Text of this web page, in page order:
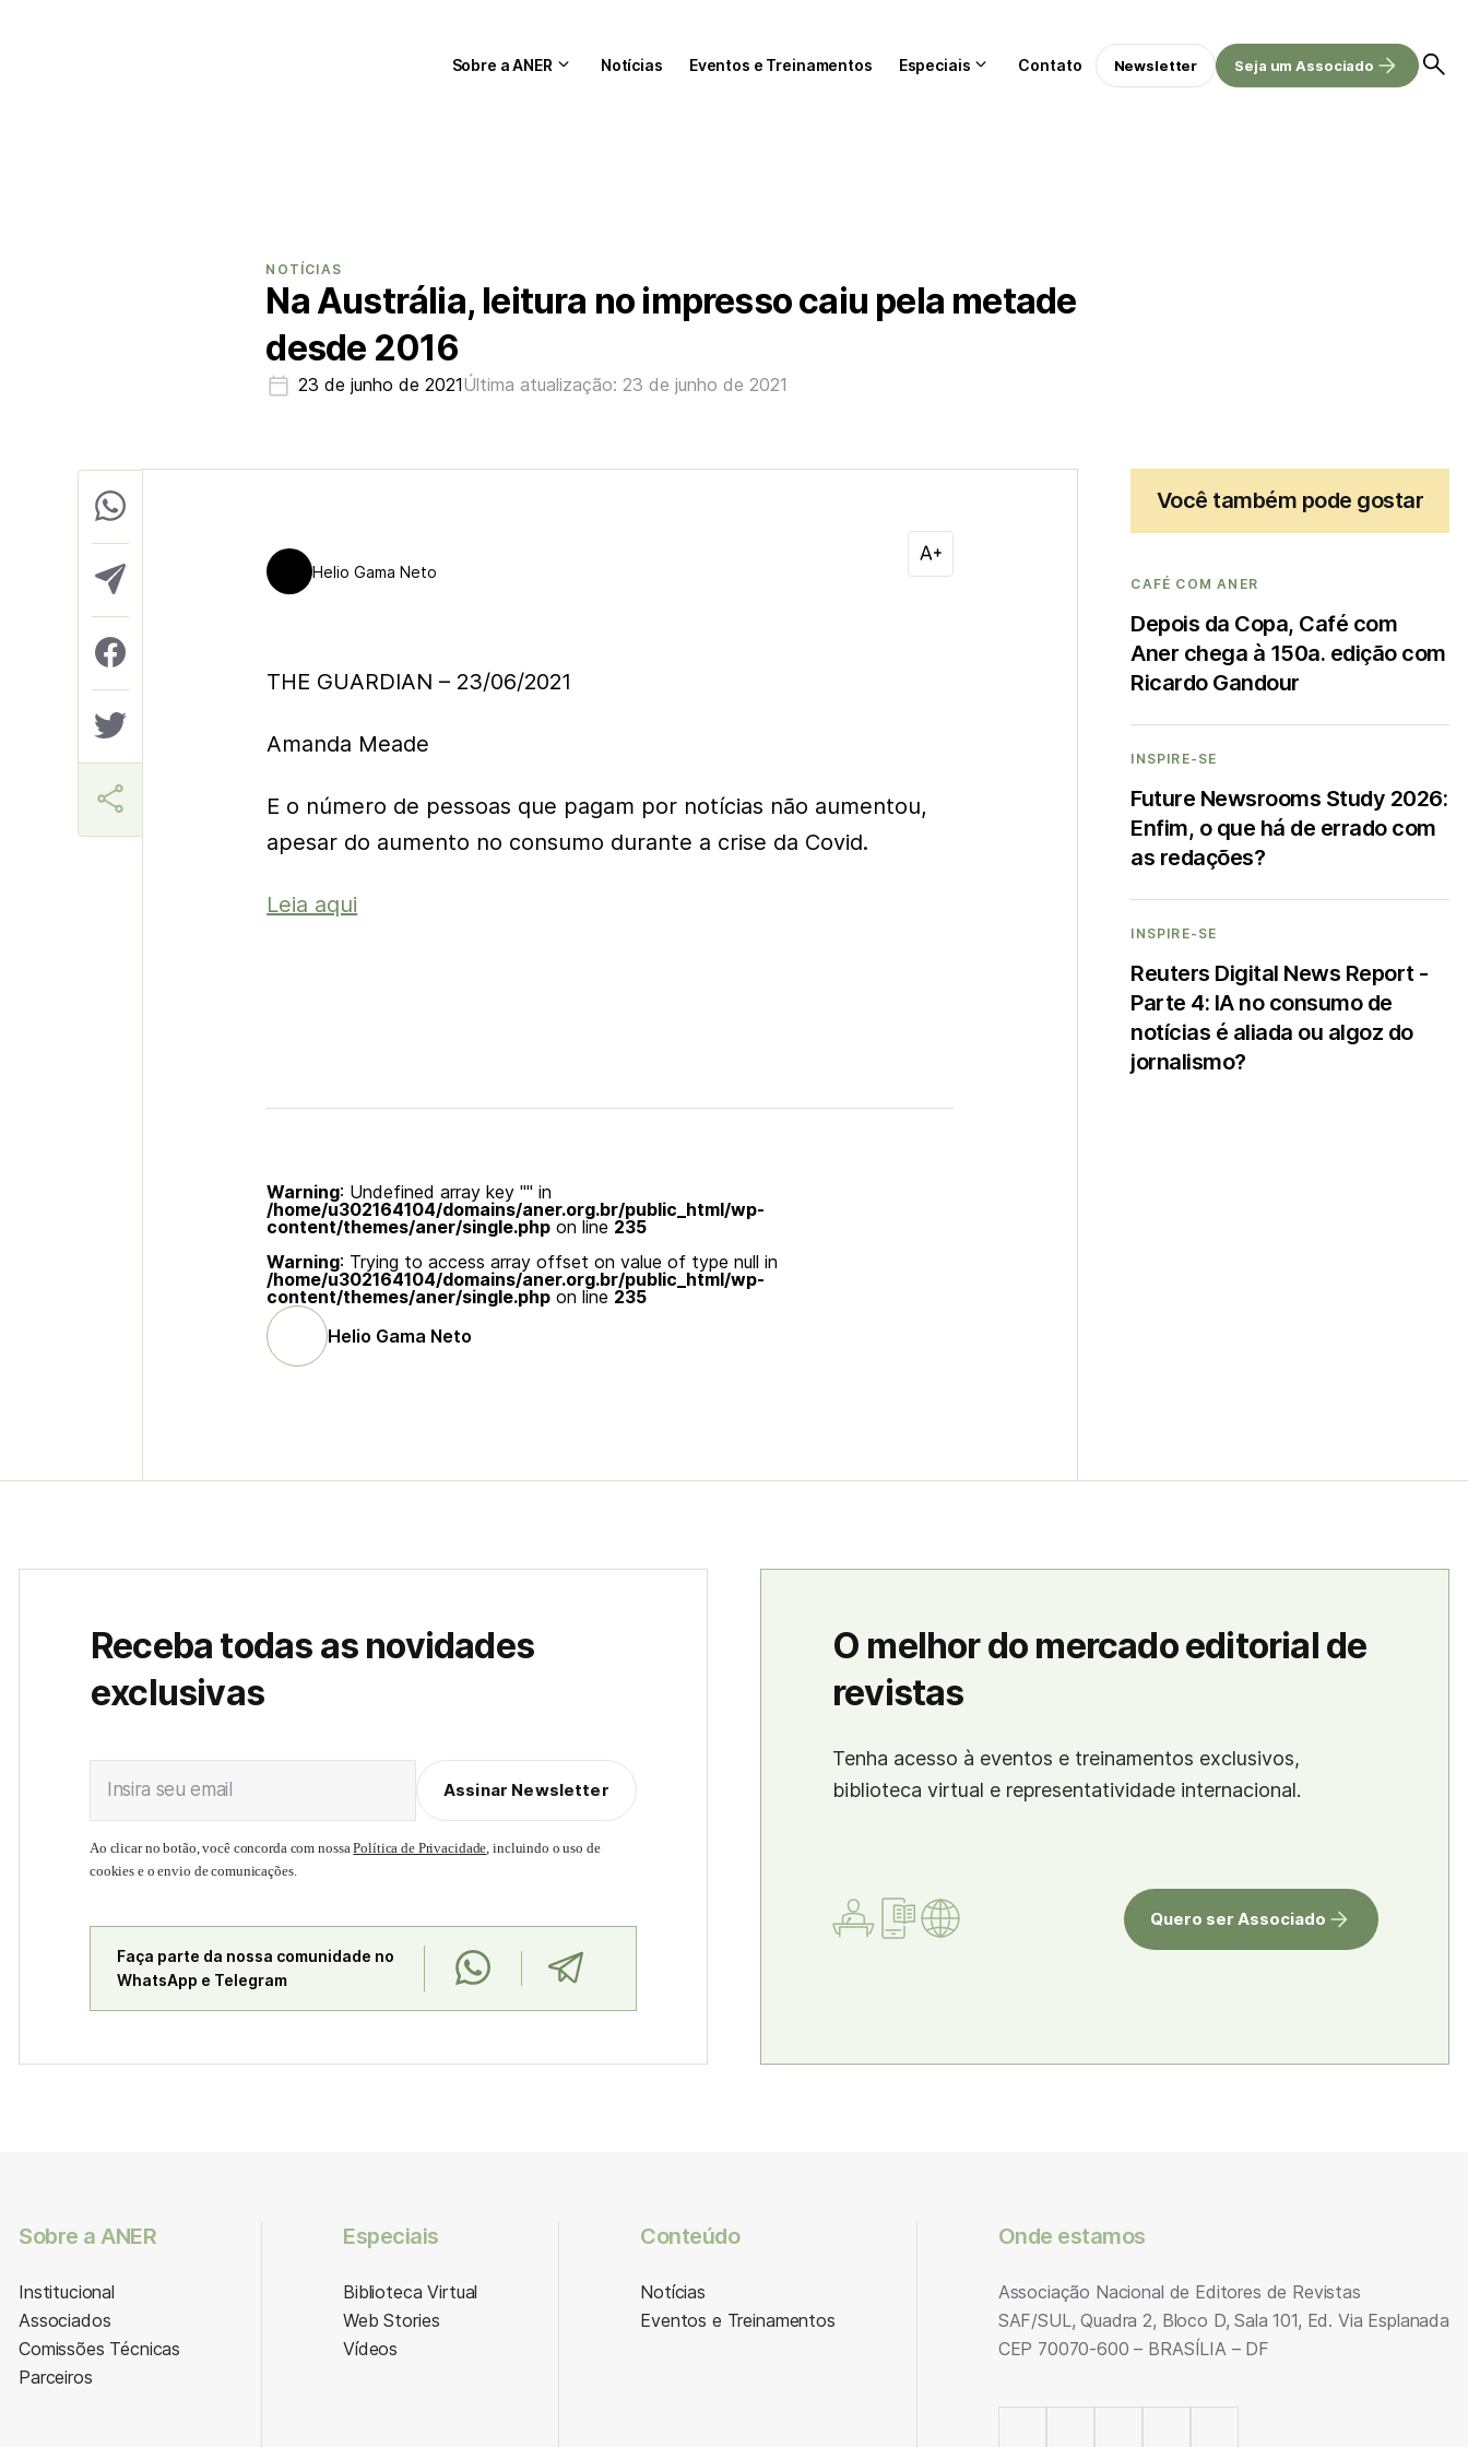
Sobre a ANER Notícias Eventos e Treinamentos Especiais Contato Newsletter Seja um Associado
NOTÍCIAS
Na Austrália, leitura no impresso caiu pela metade
desde 2016
23 de junho de 2021Última atualização: 23 de junho de 2021
Helio Gama Neto
THE GUARDIAN – 23/06/2021
Amanda Meade
E o número de pessoas que pagam por notícias não aumentou,
apesar do aumento no consumo durante a crise da Covid.
Leia aqui
Warning: Undefined array key "" in
/home/u302164104/domains/aner.org.br/public_html/wp-
content/themes/aner/single.php on line 235
Warning: Trying to access array offset on value of type null in
/home/u302164104/domains/aner.org.br/public_html/wp-
content/themes/aner/single.php on line 235
Helio Gama Neto
Você também pode gostar
CAFÉ COM ANER
Depois da Copa, Café com
Aner chega à 150a. edição com
Ricardo Gandour
INSPIRE-SE
Future Newsrooms Study 2026:
Enfim, o que há de errado com
as redações?
INSPIRE-SE
Reuters Digital News Report -
Parte 4: IA no consumo de
notícias é aliada ou algoz do
jornalismo?
Receba todas as novidades
exclusivas
Insira seu email Assinar Newsletter
Ao clicar no botão, você concorda com nossaPolítica de Privacidade, incluindo o uso de
cookies e o envio de comunicações.
Faça parte da nossa comunidade no
WhatsApp e Telegram
O melhor do mercado editorial de
revistas
Tenha acesso à eventos e treinamentos exclusivos,
biblioteca virtual e representatividade internacional.
Quero ser Associado
Sobre a ANER
Institucional
Associados
Comissões Técnicas
Parceiros
Especiais
Biblioteca Virtual
Web Stories
Vídeos
Conteúdo
Notícias
Eventos e Treinamentos
Onde estamos
Associação Nacional de Editores de Revistas
SAF/SUL, Quadra 2, Bloco D, Sala 101, Ed. Via Esplanada
CEP 70070-600 – BRASÍLIA – DF